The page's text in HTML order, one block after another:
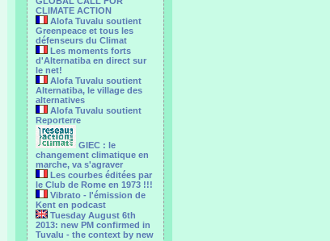
CLIMATE ACTION
Alofa Tuvalu soutient
Greenpeace et tous les
défenseurs du Climat
Les moments forts
d'Alternatiba en direct sur
le net!
Alofa Tuvalu soutient
Alternatiba, le village des
alternatives
Alofa Tuvalu soutient
Reporterre
GIEC : le
changement climatique en
marche, va s'agraver
Les courbes éditées par
le Club de Rome en 1973 !!!
Vibrato - l'émission de
Kent en podcast
Tuesday August 6th
2013: new PM confirmed in
Tuvalu - the context by new